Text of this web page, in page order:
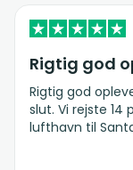
Rigtig god
slut. Vi rejste 14 personer fra Barcelona
lufthavn til